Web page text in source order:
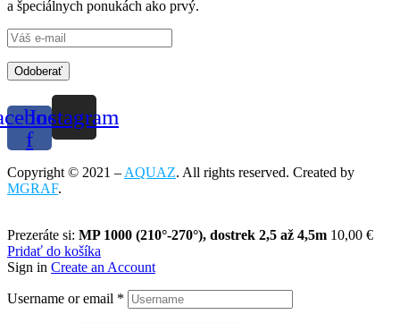
a špeciálnych ponukách ako prvý.
Odoberať
f
Instagram
Copyright © 2021 – AQUAZ. All rights reserved. Created by
MGRAF.
Prezeráte si: MP 1000 (210°-270°), dostrek 2,5 až 4,5m 10,00 €
Pridať do košíka
Sign in Create an Account
Username or email *